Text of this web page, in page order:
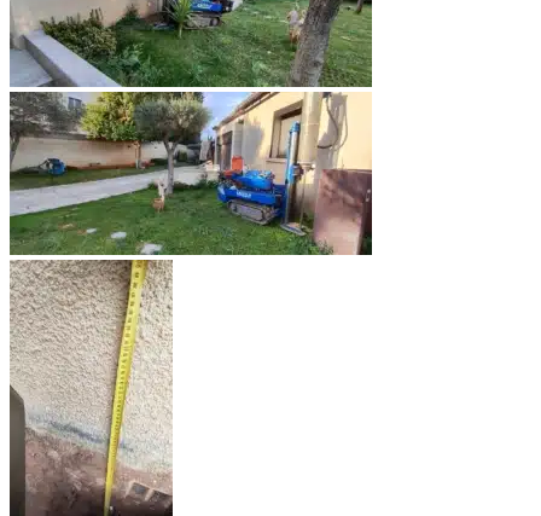
Var
Assainissement
Non Collectif
Aude